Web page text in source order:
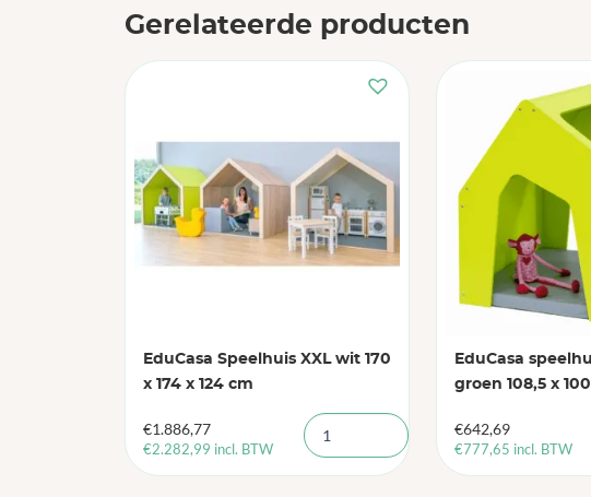
Gerelateerde producten
EduCasa Speelhuis XXL wit 170
x 174 x 124 cm
€1.886,77
€2.282,99 incl. BTW
EduCasa
groen 108,5 x
€642,69
€777,65 incl. BTW